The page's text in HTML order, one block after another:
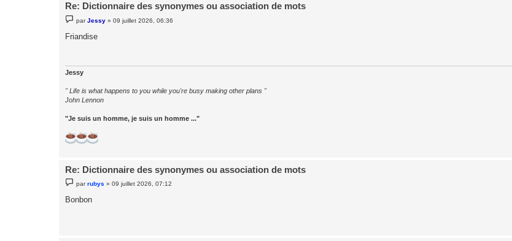
Re: Dictionnaire des synonymes ou association de mots
e
s
parJessy »09 juillet 2026, 06:36
Friandise
Jessy
" Life is what happens to you while you're busy making other plans "
John Lennon
"Je suis un homme, je suis un homme ..."
Re: Dictionnaire des synonymes ou association de mots
e
s
parrubys »09 juillet 2026, 07:12
Bonbon